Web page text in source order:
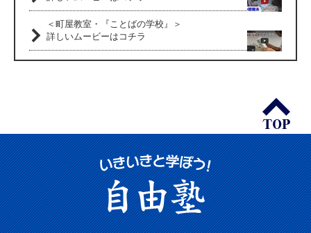
＜町屋教室・『ことばの学校』＞
詳しいムービーはコチラ